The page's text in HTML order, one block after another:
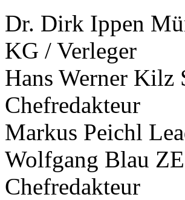
Dr. Dirk Ippen
KG / Verleger
Hans Werner Kilz
Chefredakteur
Markus Peichl
Wolfgang Blau
Chefredakteur